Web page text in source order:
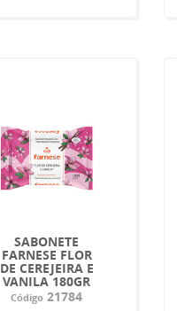
SABONETE
FARNESE FLOR
DE CEREJEIRA E
VANILA 180GR
Código 21784